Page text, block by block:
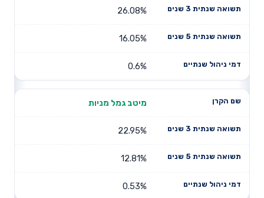
26.08%
16.05%
0.6%
מיטב גמל מניות
22.95%
12.81%
0.53%